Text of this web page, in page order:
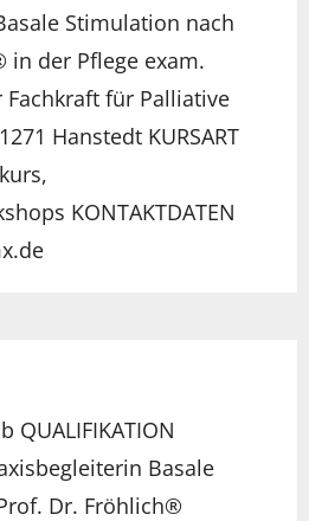
Stimulation nach
in der Pflege exam.
Fachkraft für Palliative
Hanstedt KURSART
KONTAKTDATEN
QUALIFIKATION
Basale
Dr. Fröhlich®